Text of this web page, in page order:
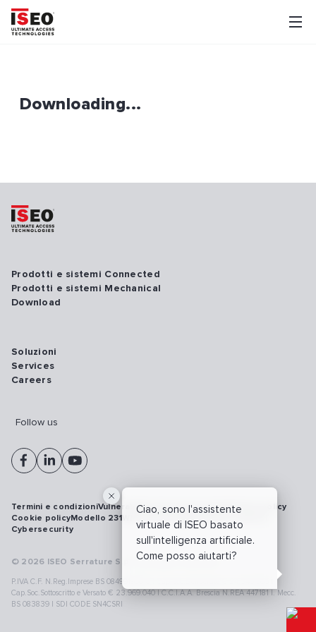
Downloading...
Ciao, sono l'assistente
virtuale di ISEO basato
sull'intelligenza artificiale.
Come posso aiutarti?
Prodotti e sistemi Connected
Prodotti e sistemi Mechanical
Download
Soluzioni
Services
Careers
Follow us
© 2026 ISEO Serrature S.p.A. All right reserved
P.IVA C.F. N.Reg.Imprese BS 08499190018 | Cap.Soc.Deliberato € 24.340.965 |
Cap.Soc.Sottoscritto e Versato € 23.969.040 | C.C.I.A.A. Brescia N.REA 447181 |. Mecc.
BS 083839 | SDI CODE SN4CSRI
Termini e condizioniVulnerability disclosure policyPrivacy policy
Cookie policyModello 231WhistleblowingRichiamo prodotti
Cybersecurity